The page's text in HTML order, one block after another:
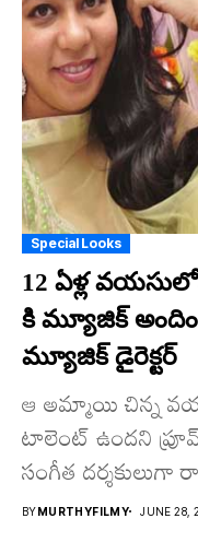
Special Looks
12 ఏళ్ల
కి మ్యూజిక్
మ్యూజిక్ డైరెక్టర్
ఆ అమ్మాయి చిన్న
టాలెంట్ ఉందని
సంగీత దర్శకులుగా
ఒక్కగానొక్క మహిళా
BY MURTHYFILMY JUNE 28,